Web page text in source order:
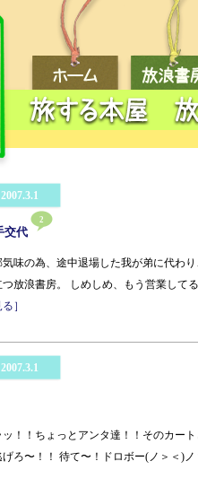
2007.3.1
交代
2
気味の為、途中退場した我が弟に代わ
つ放浪書房。 しめしめ、もう営業して
］
2007.3.1
ッ！！ちょっとアンタ達！！そのカー
げろ〜！！ 待て〜！ドロボー(ノ＞＜)